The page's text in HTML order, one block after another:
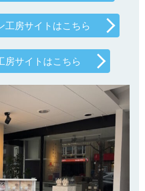
工房サイトはこちら
房サイトはこちら